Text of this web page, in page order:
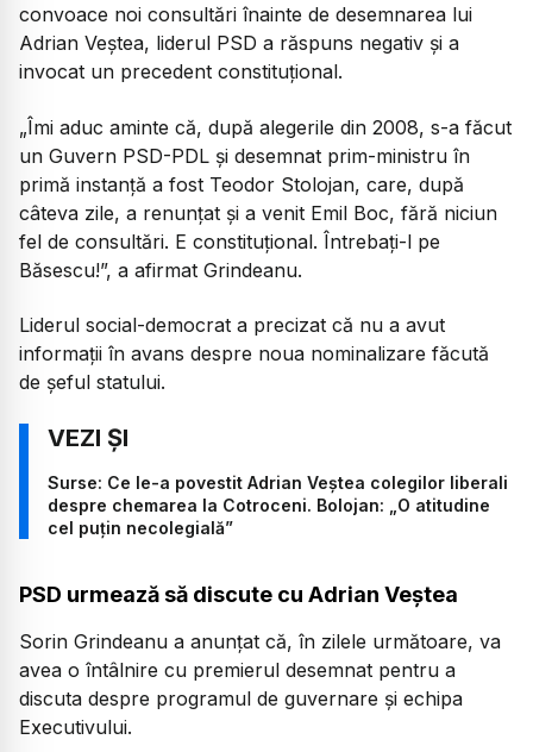
convoace noi consultări înainte de desemnarea lui
Adrian Veștea, liderul PSD a răspuns negativ și a
invocat un precedent constituțional.
„Îmi aduc aminte că, după alegerile din 2008, s-a făcut
un Guvern PSD-PDL și desemnat prim-ministru în
primă instanță a fost Teodor Stolojan, care, după
câteva zile, a renunțat și a venit Emil Boc, fără niciun
fel de consultări. E constituțional. Întrebați-l pe
Băsescu!”, a afirmat Grindeanu.
Liderul social-democrat a precizat că nu a avut
informații în avans despre noua nominalizare făcută
de șeful statului.
Surse: Ce le-a povestit Adrian Veștea colegilor liberali
despre chemarea la Cotroceni. Bolojan: „O atitudine
cel puțin necolegială”
PSD urmează să discute cu Adrian Veștea
Sorin Grindeanu a anunțat că, în zilele următoare, va
avea o întâlnire cu premierul desemnat pentru a
discuta despre programul de guvernare și echipa
Executivului.